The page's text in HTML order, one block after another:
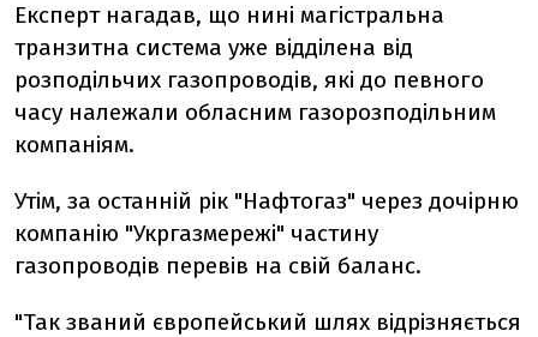
Експерт нагадав, що нині магістральна
транзитна система уже відділена від
розподільчих газопроводів, які до певного
часу належали обласним газорозподільним
компаніям.
Утім, за останній рік "Нафтогаз" через дочірню
компанію "Укргазмережі" частину
газопроводів перевів на свій баланс.
"Так званий європейський шлях відрізняється